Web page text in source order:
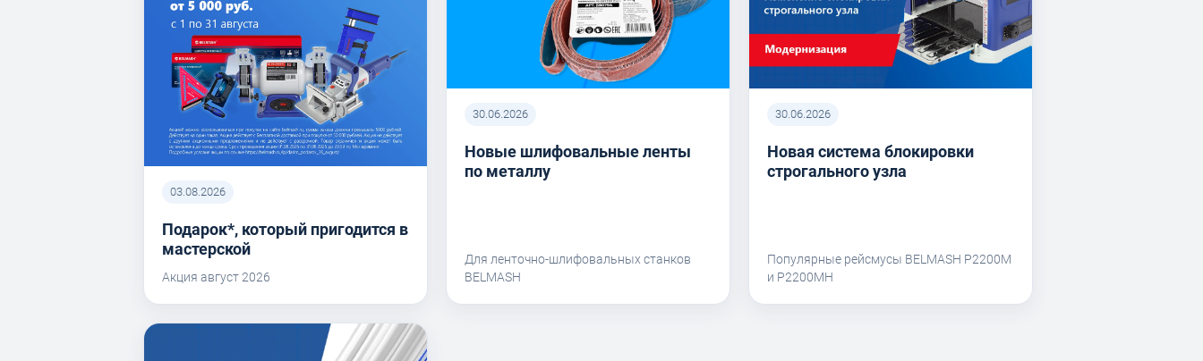
03.08.2026
Подарок*, который пригодится в
мастерской
Акция август 2026
30.06.2026
Новые шлифовальные ленты
по металлу
Для ленточно-шлифовальных станков
BELMASH
30.06.2026
Новая система блокировки
строгального узла
Популярные рейсмусы BELMASH P2200M
и P2200MH